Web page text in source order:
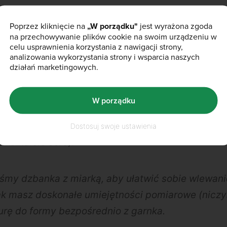
proszek
miarka po miarce
, następnieBiałko Serwatkowe WPC
zostanie ze sobą dokładnie połączone.
z miarką, następnie wlej do wybranej
serc).
dzbanka z miarką, aby ułatwić sobie
masz doskonałe umiejętności pomiarowe
do formy bezpośrednio z garnka.
Poprzez kliknięcie na„W porządku" jest wyrażona zgoda
na przechowywanie plików cookie na swoim urządzeniu w
celu usprawnienia korzystania z nawigacji strony,
analizowania wykorzystania strony i wsparcia naszych
działań marketingowych.
Dostosuj swoje ustawienia
W porządku